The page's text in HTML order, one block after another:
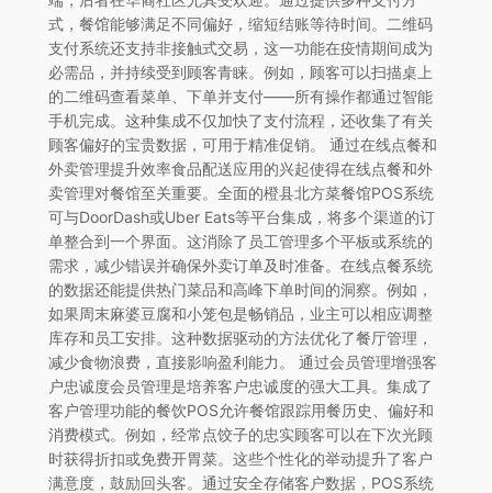
式，餐馆能够满足不同偏好，缩短结账等待时间。二维码
支付系统还支持非接触式交易，这一功能在疫情期间成为
必需品，并持续受到顾客青睐。例如，顾客可以扫描桌上
的二维码查看菜单、下单并支付——所有操作都通过智能
手机完成。这种集成不仅加快了支付流程，还收集了有关
顾客偏好的宝贵数据，可用于精准促销。 通过在线点餐和
外卖管理提升效率食品配送应用的兴起使得在线点餐和外
卖管理对餐馆至关重要。全面的橙县北方菜餐馆POS系统
可与DoorDash或Uber Eats等平台集成，将多个渠道的订
单整合到一个界面。这消除了员工管理多个平板或系统的
需求，减少错误并确保外卖订单及时准备。在线点餐系统
的数据还能提供热门菜品和高峰下单时间的洞察。例如，
如果周末麻婆豆腐和小笼包是畅销品，业主可以相应调整
库存和员工安排。这种数据驱动的方法优化了餐厅管理，
减少食物浪费，直接影响盈利能力。 通过会员管理增强客
户忠诚度会员管理是培养客户忠诚度的强大工具。集成了
客户管理功能的餐饮POS允许餐馆跟踪用餐历史、偏好和
消费模式。例如，经常点饺子的忠实顾客可以在下次光顾
时获得折扣或免费开胃菜。这些个性化的举动提升了客户
满意度，鼓励回头客。通过安全存储客户数据，POS系统